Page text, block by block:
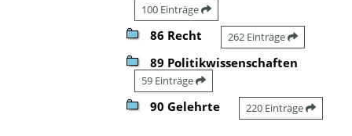
100 Einträge
86 Recht 262 Einträge
89 Politikwissenschaften
59 Einträge
90 Gelehrte 220 Einträge